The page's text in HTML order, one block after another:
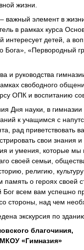
жизни.
важный элемент в
в рамках курса
интересует детей, а
Бога», «Первородный
и руководства
свободного
ОПК и воспитанию
Дня науки, в
к учащимся с
рад приветствовать
свои знания
и умения, которые
своей семьи,
религию,
о героях своей
всем вам успешно
стороны, над чем
экскурсия по
благочиния,
«Гимназия»